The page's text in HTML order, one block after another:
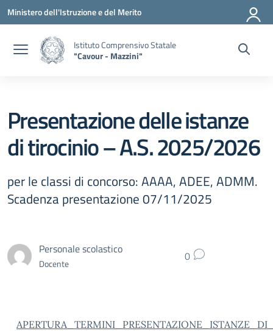
Vai ai contenuti
Vai al menu di navigazione
Vai al footer
Ministero dell'Istruzione e del Merito
Istituto Comprensivo Statale
"Cavour - Mazzini"
Presentazione delle istanze
di tirocinio – A.S. 2025/2026
per le classi di concorso: AAAA, ADEE, ADMM.
Scadenza presentazione 07/11/2025
Personale scolastico
Docente 0